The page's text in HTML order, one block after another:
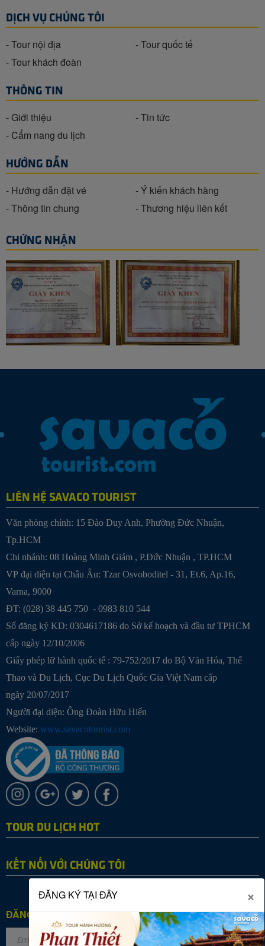
DỊCH VỤ CHÚNG TÔI
- Tour nội địa
- Tour quốc tế
- Tour khách đoàn
THÔNG TIN
- Giới thiệu
- Tin tức
- Cẩm nang du lịch
HƯỚNG DẪN
- Hướng dẫn đặt vé
- Ý kiến khách hàng
- Thông tin chung
- Thương hiệu liên kết
CHỨNG NHẬN
LIÊN HỆ SAVACO TOURIST
Văn phòng chính: 15 Đào Duy Anh, Phường Đức Nhuận,
Tp.HCM
Chi nhánh: 08 Hoàng Minh Giám , P.Đức Nhuận , TP.HCM
VP đại diện tại Châu Âu: Tzar Osvoboditel - 31, Et.6, Ap.16,
Varna, 9000
ĐT: (028) 38 445 750 - 0983 810 544
Số đăng ký KD: 0304617186 do Sở kế hoạch và đầu tư TPHCM
cấp ngày 12/10/2006
Giấy phép lữ hành quốc tế : 79-752/2017 do Bộ Văn Hóa, Thể
Thao và Du Lịch, Cục Du Lịch Quốc Gia Việt Nam cấp
ngày 20/07/2017
Người đại diện: Ông Đoàn Hữu Hiển
Website: www.savacotourist.com
TOUR DU LỊCH HOT
KẾT NỐI VỚI CHÚNG TÔI
ĐĂNG KÝ NHẬN TIN
ĐĂNG KÝ TẠI ĐÂY ×